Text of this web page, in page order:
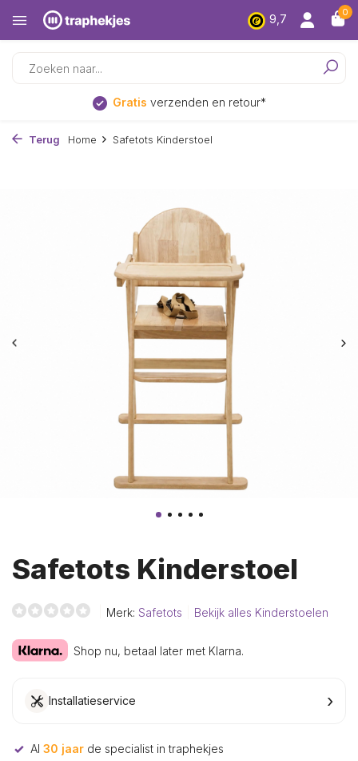
9,7
0
Laagsteprijsgarantie
Terug Home Safetots Kinderstoel
Safetots Kinderstoel
Merk: Safetots Bekijk alles Kinderstoelen
Shop nu, betaal later met Klarna.
Installatieservice ›
Al 30 jaar de specialist in traphekjes